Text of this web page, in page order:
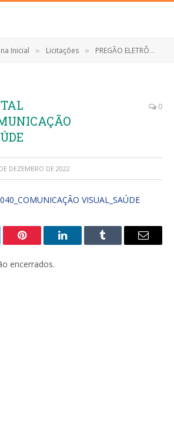
Inicial » Licitações » PREGÃO ELETRÔNICO Nº 040/2022 (REGISTRO DE PREÇO PARA FUTURA CONTRATAÇÃO DE EMPRESA ESPECIALIZADA NA PRESTAÇÃO DE SERVIÇOS TÉCNICOS DE COMUNICAÇÃO AUDIOVISUAL)
0
DEZEMBRO DE 2022
VISUAL_SAÚDE
Pinterest LinkedInTumblr
E-
encerrados.